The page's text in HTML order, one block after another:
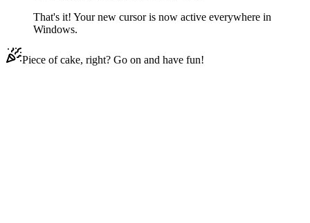
That's it! Your new cursor is now active everywhere in
Windows.
Piece of cake, right? Go on and have fun!